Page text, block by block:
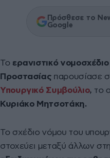
Πρόσθεσε το
Google
Το ερανιστικό νομοσχέδιο
Προστασίαςπαρουσίασε
Υπουργικό Συμβούλιο, το
Κυριάκο Μητσοτάκη.
Το σχέδιο νόμου του
στοχεύει μεταξύ άλλων